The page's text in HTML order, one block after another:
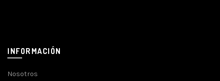
INFORMACIÓN
Nosotros